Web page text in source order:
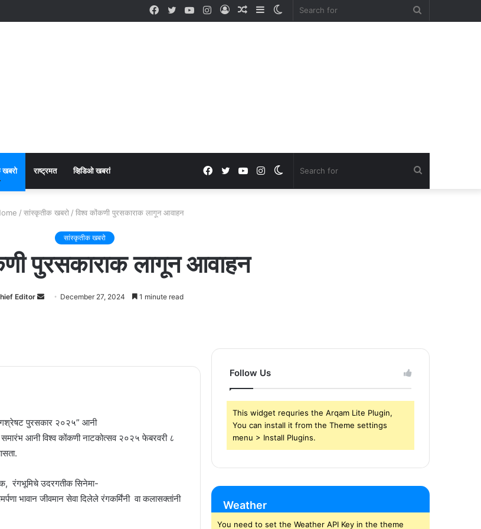
Switch
Sidebar
Random
Log
Instagram
YouTube
Twitter
Facebook
राष्ट्रमत व्हिडिओ खबरां Switch
Instagram
YouTube
Twitter
Facebook
/ सांस्कृतीक खबरो / ​विश्व कोंकणी पुरसकाराक लागून आवाहन
सांस्कृतीक खबरो
पुरसकाराक लागून आवाहन
Editor
SendDecember 27, 2024 1 minute read
पुरसकार २०२५” आनी
आनी विश्व कोंकणी नाटकोत्सव २०२५ फेबरवरी ८
रंगभूमिचे उदरगतीक सिनेमा-
भावान जीवमान सेवा दिलेले रंगकर्मिंनी वा कलासक्तांनी
Follow Us
This widget requries the Arqam Lite Plugin,
You can install it from the Theme settings
menu > Install Plugins.
Weather
You need to set the Weather API Key in the theme